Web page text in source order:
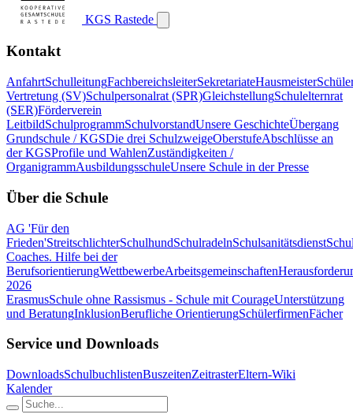
KGS Rastede
Kontakt
AnfahrtSchulleitungFachbereichsleiterSekretariateHausmeister
Vertretung (SV)Schulpersonalrat (SPR)GleichstellungSchulelternrat
(SER)Förderverein
LeitbildSchulprogrammSchulvorstandUnsere GeschichteÜbergang
Grundschule / KGSDie drei SchulzweigeOberstufeAbschlüsse an
der KGSProfile und WahlenZuständigkeiten /
OrganigrammAusbildungsschuleUnsere Schule in der Presse
Über die Schule
AG 'Für den
Frieden'StreitschlichterSchulhundSchulradelnSchulsanitätsdienst
Coaches. Hilfe bei der
BerufsorientierungWettbewerbeArbeitsgemeinschaften
2026
ErasmusSchule ohne Rassismus - Schule mit CourageUnterstützung
und BeratungInklusionBerufliche OrientierungSchülerfirmenFächer
Service und Downloads
DownloadsSchulbuchlistenBuszeitenZeitrasterEltern-Wiki
Kalender